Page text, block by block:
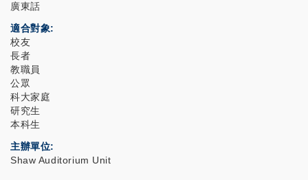
廣東話
適合對象
校友
長者
教職員
公眾
科大家庭
研究生
本科生
主辦單位
Shaw Auditorium Unit